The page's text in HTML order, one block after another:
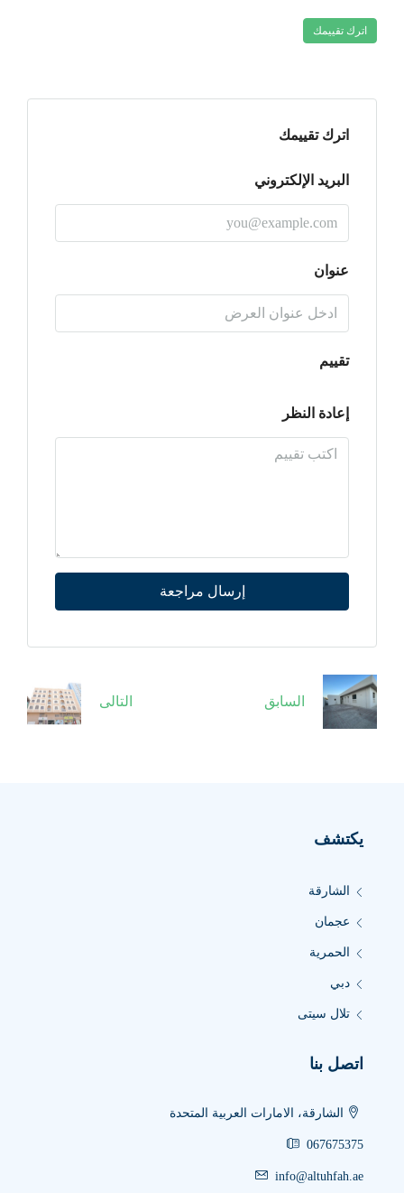
اترك تقييمك
اترك تقييمك
البريد الإلكتروني
عنوان
تقييم
إعادة النظر
إرسال مراجعة
السابق التالى
يكتشف
الشارقة
عجمان
الحمرية
دبي
تلال سيتى
اتصل بنا
الشارقة، الامارات العربية المتحدة
067675375
info@altuhfah.ae